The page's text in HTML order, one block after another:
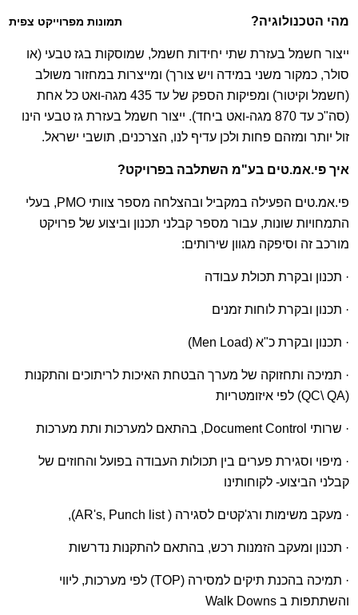
תמונות מפרוייקט צפית מהי הטכנולוגיה?
ייצור חשמל בעזרת שתי יחידות חשמל, שמוסקות בגז טבעי (או
סולר, כמקור משני במידה ויש צורך) ומייצרות במחזור משולב
(חשמל וקיטור) ומפיקות הספק של עד 435 מגה-ואט כל אחת
(סה"כ עד 870 מגה-ואט ביחד). ייצור חשמל בעזרת גז טבעי הינו
זול יותר ומזהם פחות ולכן עדיף לנו, הצרכנים, תושבי ישראל.
איך פי.אמ.טים בע"מ השתלבה בפרויקט?
פי.אמ.טים הפעילה במקביל ובהצלחה מספר צוותי PMO, בעלי
התמחויות שונות, עבור מספר קבלני תכנון וביצוע של פרויקט
מורכב זה וסיפקה מגוון שירותים:
· תכנון ובקרת תכולת עבודה
· תכנון ובקרת לוחות זמנים
· תכנון ובקרת כ"א (Men Load)
· תמיכה ותחזוקה של מערך הבטחת האיכות לריתוכים והתקנות
(QC\ QA) לפי איזומטריות
· שרותי Document Control, בהתאם למערכות ותת מערכות
· מיפוי וסגירת פערים בין תכולות העבודה בפועל והחוזים של
קבלני הביצוע- לקוחותינו
· מעקב משימות ורג'קטים לסגירה ( AR's, Punch list),
· תכנון ומעקב הזמנות רכש, בהתאם להתקנות נדרשות
· תמיכה בהכנת תיקים למסירה (TOP) לפי מערכות, ליווי
והשתתפות ב Walk Downs